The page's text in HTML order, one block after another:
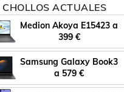
CHOLLOS ACTUALES
Medion Akoya E15423 a
399 €
Samsung Galaxy Book3
a 579 €